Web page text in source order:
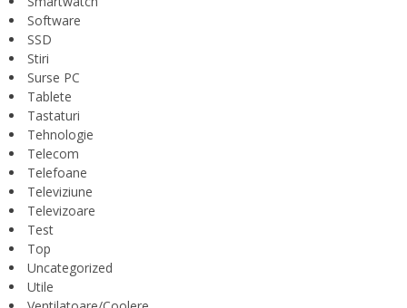
Software
SSD
Stiri
Surse PC
Tablete
Tastaturi
Tehnologie
Telecom
Telefoane
Televiziune
Televizoare
Test
Top
Uncategorized
Utile